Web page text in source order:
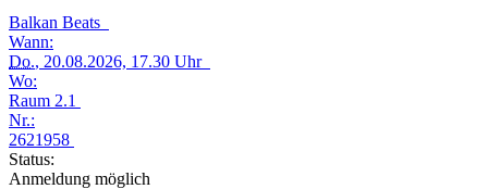
Balkan Beats
Wann:
Do., 20.08.2026, 17.30 Uhr
Wo:
Raum 2.1
Nr.:
2621958
Status:
Anmeldung möglich